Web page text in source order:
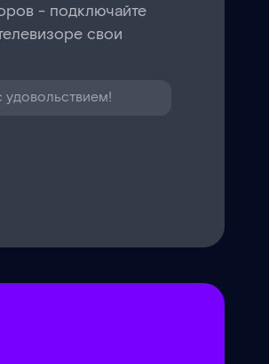
- подключайте
свои
удовольствием!